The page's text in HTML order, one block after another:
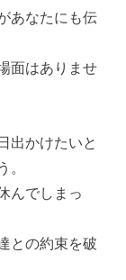
あなたにも伝
面はありませ
出かけたいと
。
んでしまっ
との約束を破